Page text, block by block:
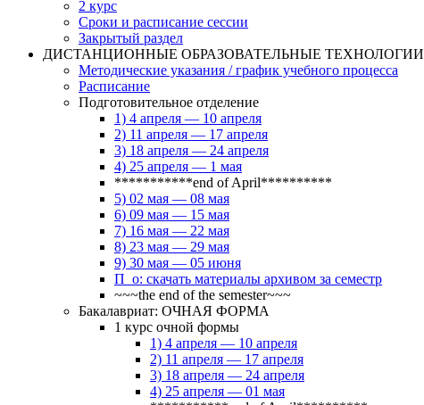
2 курс
Сроки и расписание сессии
Закрытый раздел
ДИСТАНЦИОННЫЕ ОБРАЗОВАТЕЛЬНЫЕ ТЕХНОЛОГИИ
Методические указания / график учебного процесса
Расписание
Подготовительное отделение
1) 4 апреля — 10 апреля
2) 11 апреля — 17 апреля
3) 18 апреля — 24 апреля
4) 25 апреля — 1 мая
***********end of April**********
5) 02 мая — 08 мая
6) 09 мая — 15 мая
7) 16 мая — 22 мая
8) 23 мая — 29 мая
9) 30 мая — 05 июня
П_о: скачать материалы архивом за семестр
~~~the end of the semester~~~
Бакалавриат: ОЧНАЯ ФОРМА
1 курс очной формы
1) 4 апреля — 10 апреля
2) 11 апреля — 17 апреля
3) 18 апреля — 24 апреля
4) 25 апреля — 01 мая